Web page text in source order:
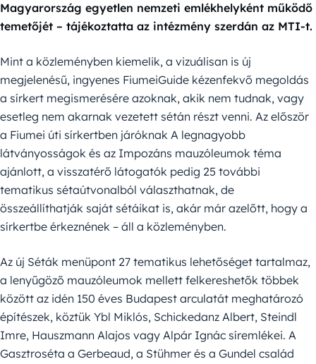
Magyarország egyetlen nemzeti emlékhelyként működő
temetőjét – tájékoztatta az intézmény szerdán az MTI-t.
Mint a közleményben kiemelik, a vizuálisan is új
megjelenésű, ingyenes FiumeiGuide kézenfekvő megoldás
a sírkert megismerésére azoknak, akik nem tudnak, vagy
esetleg nem akarnak vezetett sétán részt venni. Az először
a Fiumei úti sírkertben járóknak A legnagyobb
látványosságok és az Impozáns mauzóleumok téma
ajánlott, a visszatérő látogatók pedig 25 további
tematikus sétaútvonalból választhatnak, de
összeállíthatják saját sétáikat is, akár már azelőtt, hogy a
sírkertbe érkeznének – áll a közleményben.
Az új Séták menüpont 27 tematikus lehetőséget tartalmaz,
a lenyűgöző mauzóleumok mellett felkereshetők többek
között az idén 150 éves Budapest arculatát meghatározó
építészek, köztük Ybl Miklós, Schickedanz Albert, Steindl
Imre, Hauszmann Alajos vagy Alpár Ignác síremlékei. A
Gasztroséta a Gerbeaud, a Stühmer és a Gundel család